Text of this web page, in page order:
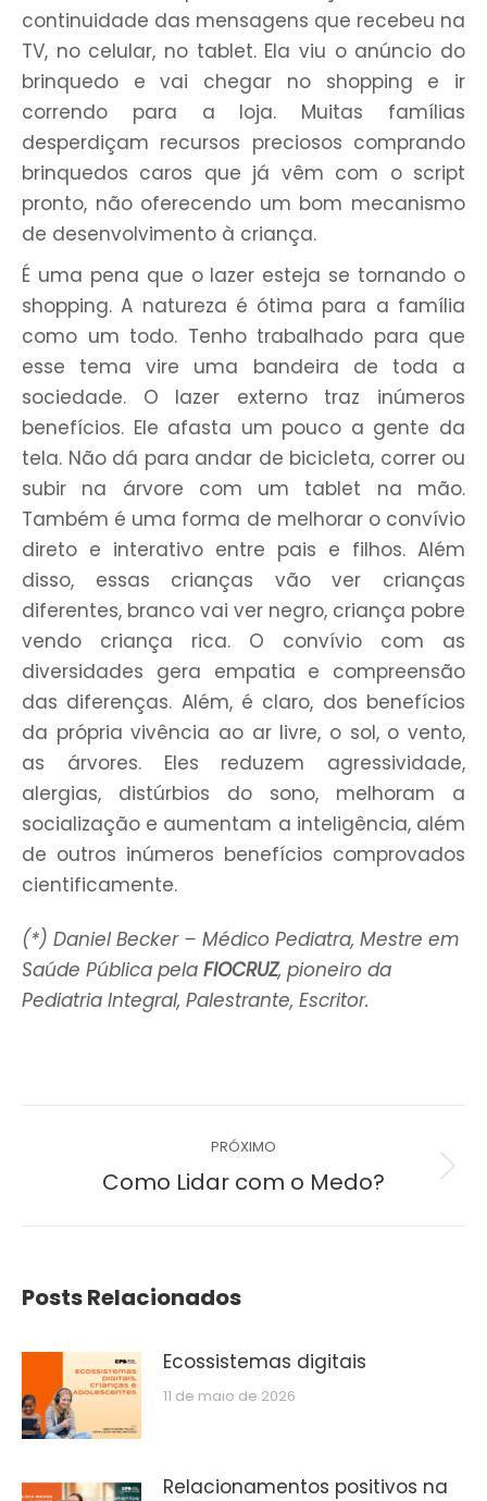
continuidade das mensagens que recebeu na
TV, no celular, no tablet. Ela viu o anúncio do
brinquedo e vai chegar no shopping e ir
correndo para a loja. Muitas famílias
desperdiçam recursos preciosos comprando
brinquedos caros que já vêm com o script
pronto, não oferecendo um bom mecanismo
de desenvolvimento à criança.
É uma pena que o lazer esteja se tornando o
shopping. A natureza é ótima para a família
como um todo. Tenho trabalhado para que
esse tema vire uma bandeira de toda a
sociedade. O lazer externo traz inúmeros
benefícios. Ele afasta um pouco a gente da
tela. Não dá para andar de bicicleta, correr ou
subir na árvore com um tablet na mão.
Também é uma forma de melhorar o convívio
direto e interativo entre pais e filhos. Além
disso, essas crianças vão ver crianças
diferentes, branco vai ver negro, criança pobre
vendo criança rica. O convívio com as
diversidades gera empatia e compreensão
das diferenças. Além, é claro, dos benefícios
da própria vivência ao ar livre, o sol, o vento,
as árvores. Eles reduzem agressividade,
alergias, distúrbios do sono, melhoram a
socialização e aumentam a inteligência, além
de outros inúmeros benefícios comprovados
cientificamente.
(*) Daniel Becker – Médico Pediatra, Mestre em
Saúde Pública pela FIOCRUZ, pioneiro da
Pediatria Integral, Palestrante, Escritor.
PRÓXIMO
Próximo
Como Lidar com o Medo?
Posts Relacionados
Ecossistemas digitais
11 de maio de 2026
Relacionamentos positivos na